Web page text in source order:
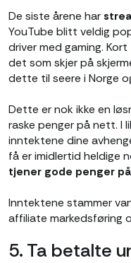
De siste årene har
YouTube blitt veldig
driver med gaming.
det som skjer på
dette til seere i Norge
Dette er nok ikke en
raske penger på nett. I
inntektene dine
få er imidlertid heldige
tjener gode penger
Inntektene stammer
affiliate markedsføring
5. Ta betalte